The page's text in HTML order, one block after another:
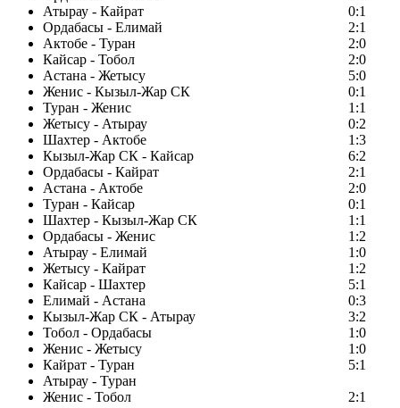
Атырау - Кайрат
0:1
Ордабасы - Елимай
2:1
Актобе - Туран
2:0
Кайсар - Тобол
2:0
Астана - Жетысу
5:0
Женис - Кызыл-Жар СК
0:1
Туран - Женис
1:1
Жетысу - Атырау
0:2
Шахтер - Актобе
1:3
Кызыл-Жар СК - Кайсар
6:2
Ордабасы - Кайрат
2:1
Астана - Актобе
2:0
Туран - Кайсар
0:1
Шахтер - Кызыл-Жар СК
1:1
Ордабасы - Женис
1:2
Атырау - Елимай
1:0
Жетысу - Кайрат
1:2
Кайсар - Шахтер
5:1
Елимай - Астана
0:3
Кызыл-Жар СК - Атырау
3:2
Тобол - Ордабасы
1:0
Женис - Жетысу
1:0
Кайрат - Туран
5:1
Атырау - Туран
Женис - Тобол
2:1